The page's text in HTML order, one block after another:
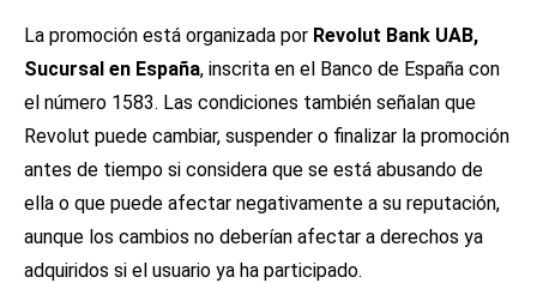
La promoción está organizada por Revolut Bank UAB,
Sucursal en España, inscrita en el Banco de España con
el número 1583. Las condiciones también señalan que
Revolut puede cambiar, suspender o finalizar la promoción
antes de tiempo si considera que se está abusando de
ella o que puede afectar negativamente a su reputación,
aunque los cambios no deberían afectar a derechos ya
adquiridos si el usuario ya ha participado.